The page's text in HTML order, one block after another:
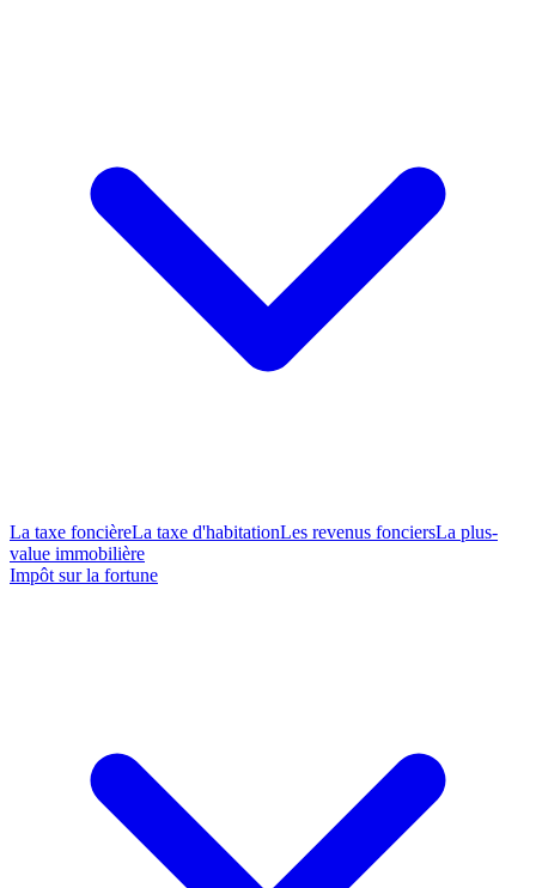
La taxe foncièreLa taxe d'habitationLes revenus fonciersLa plus-
value immobilière
Impôt sur la fortune